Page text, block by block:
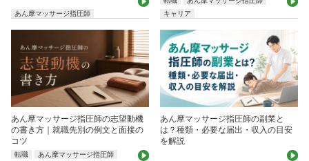
あん摩マッサージ指圧師
キャリア
あん摩マッサージ指圧師の志望動機
の書き方｜就職先別の例文と面接の
コツ
転職
あん摩マッサージ指圧師
あん摩マッサージ指圧師の副業と
は？種類・必要な届出・収入の目安
を解説